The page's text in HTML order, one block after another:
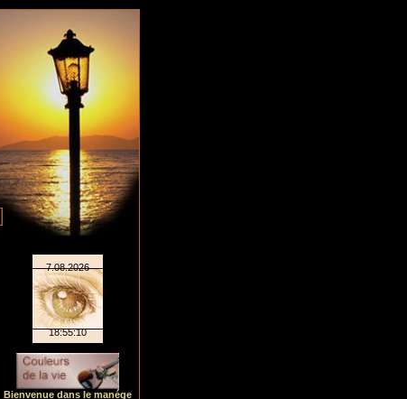
Bienvenue dans le manége